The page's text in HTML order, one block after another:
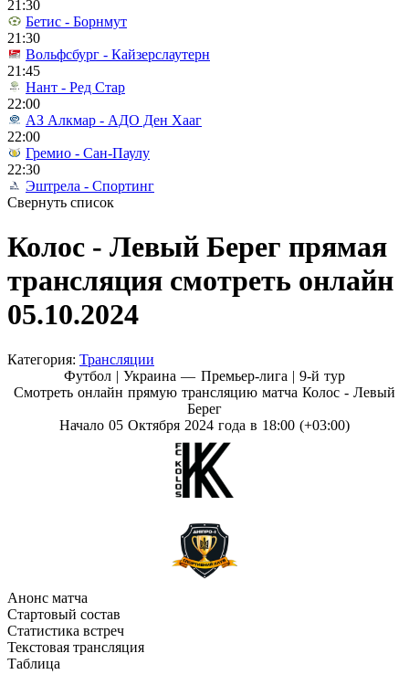
21:30
Бетис - Борнмут
21:30
Вольфсбург - Кайзерслаутерн
21:45
Нант - Ред Стар
22:00
АЗ Алкмар - АДО Ден Хааг
22:00
Гремио - Сан-Паулу
22:30
Эштрела - Спортинг
Свернуть список
Колос - Левый Берег прямая
трансляция смотреть онлайн
05.10.2024
Категория: Трансляции
Футбол | Украина — Премьер-лига | 9-й тур
Смотреть онлайн прямую трансляцию матча Колос - Левый
Берег
Начало 05 Октября 2024 года в 18:00 (+03:00)
Анонс матча
Стартовый состав
Статистика встреч
Текстовая трансляция
Таблица